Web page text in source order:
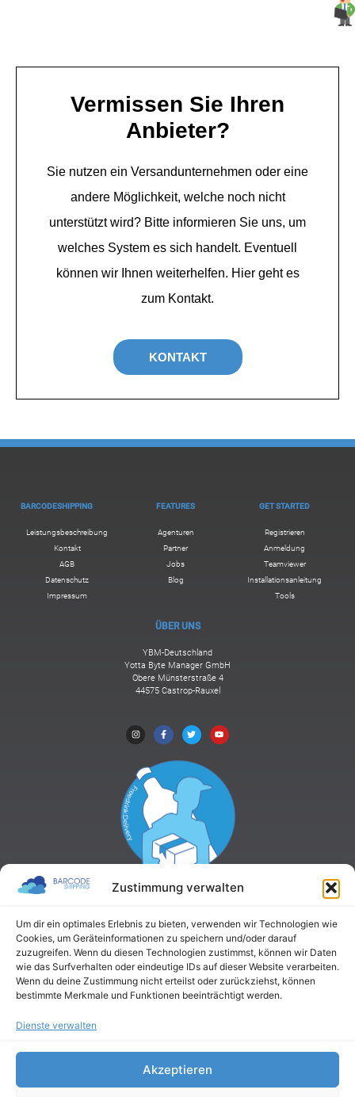
Zustimmung verwalten
Um dir ein optimales Erlebnis zu bieten, verwenden wir Technologien wie
Cookies, um Geräteinformationen zu speichern und/oder darauf
zuzugreifen. Wenn du diesen Technologien zustimmst, können wir Daten
wie das Surfverhalten oder eindeutige IDs auf dieser Website verarbeiten.
Wenn du deine Zustimmung nicht erteilst oder zurückziehst, können
bestimmte Merkmale und Funktionen beeinträchtigt werden.
Dienste verwalten
Akzeptieren
Vermissen Sie Ihren
Anbieter?
Sie nutzen ein Versandunternehmen oder eine
andere Möglichkeit, welche noch nicht
unterstützt wird? Bitte informieren Sie uns, um
welches System es sich handelt. Eventuell
können wir Ihnen weiterhelfen. Hier geht es
zum Kontakt.
KONTAKT
BARCODESHIPPING
Leistungsbeschreibung
Kontakt
AGB
Datenschutz
Impressum
FEATURES
Agenturen
Partner
Jobs
Blog
GET STARTED
Registrieren
Anmeldung
Teamviewer
Installationsanleitung
Tools
ÜBER UNS
YBM-Deutschland
Yotta Byte Manager GmbH
Obere Münsterstraße 4
44575 Castrop-Rauxel